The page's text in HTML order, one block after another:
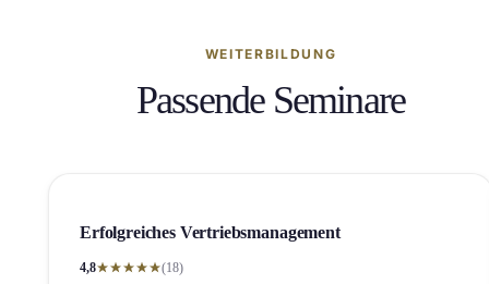
WEITERBILDUNG
Passende Seminare
Erfolgreiches Vertriebs­management
4,8 (18)